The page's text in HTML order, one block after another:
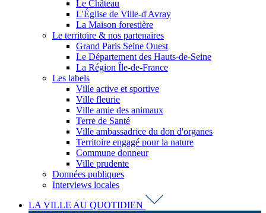
Le Château
L'Église de Ville-d'Avray
La Maison forestière
Le territoire & nos partenaires
Grand Paris Seine Ouest
Le Département des Hauts-de-Seine
La Région Île-de-France
Les labels
Ville active et sportive
Ville fleurie
Ville amie des animaux
Terre de Santé
Ville ambassadrice du don d'organes
Territoire engagé pour la nature
Commune donneur
Ville prudente
Données publiques
Interviews locales
LA VILLE AU QUOTIDIEN